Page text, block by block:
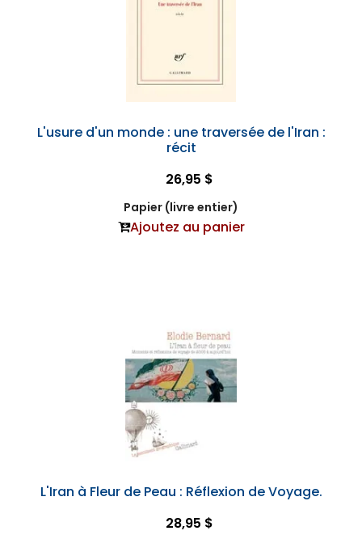
L'usure d'un monde : une traversée de l'Iran :
récit
26,95 $
Papier (livre entier)
Ajoutez au panier
L'Iran à Fleur de Peau : Réflexion de Voyage.
28,95 $